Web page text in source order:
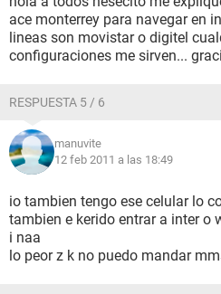
ace monterrey para navegar en
lineas son movistar o digitel
configuraciones me sirven...
RESPUESTA 5 / 6
manuvite
12 feb 2011 a las 18:49
io tambien tengo ese celular lo
tambien e kerido entrar a inter o
i naa
lo peor z k no puedo mandar